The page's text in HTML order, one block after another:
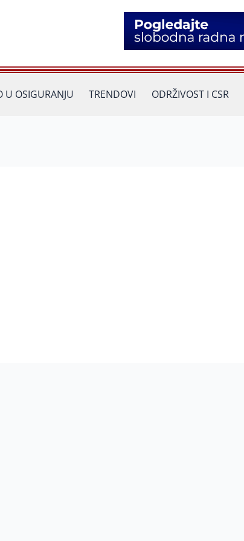
U OSIGURANJU TRENDOVI ODRŽIVOST I CSR